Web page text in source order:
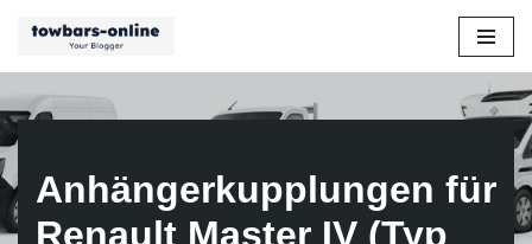
Inhalt
springen
Anhängerkupplungen für
Renault Master IV (Typ